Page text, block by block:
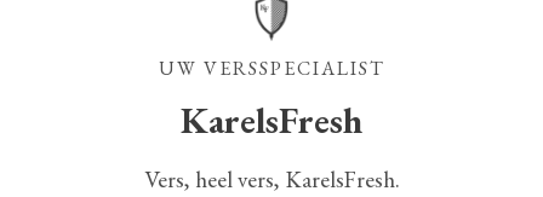
UW VERSSPECIALIST
KarelsFresh
Vers, heel vers, KarelsFresh.